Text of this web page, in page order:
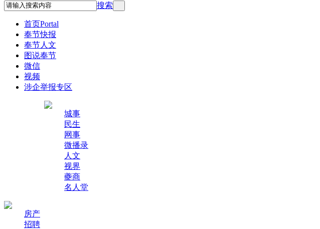
搜索
首页Portal
奉节快报
奉节人文
图说奉节
微信
视频
涉企举报专区
城事
民生
网事
微播录
人文
视界
夔商
名人堂
房产
招聘